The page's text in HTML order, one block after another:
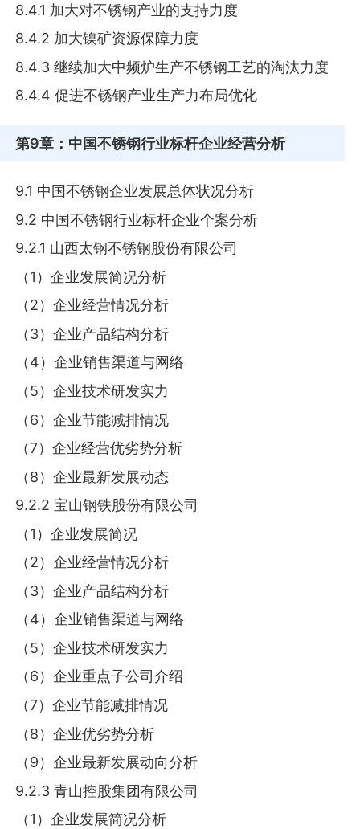
8.4.1 加大对不锈钢产业的支持力度
8.4.2 加大镍矿资源保障力度
8.4.3 继续加大中频炉生产不锈钢工艺的淘汰力度
8.4.4 促进不锈钢产业生产力布局优化
第9章 ：中国不锈钢行业标杆企业经营分析
9.1 中国不锈钢企业发展总体状况分析
9.2 中国不锈钢行业标杆企业个案分析
9.2.1 山西太钢不锈钢股份有限公司
（1）企业发展简况分析
（2）企业经营情况分析
（3）企业产品结构分析
（4）企业销售渠道与网络
（5）企业技术研发实力
（6）企业节能减排情况
（7）企业经营优劣势分析
（8）企业最新发展动态
9.2.2 宝山钢铁股份有限公司
（1）企业发展简况
（2）企业经营情况分析
（3）企业产品结构分析
（4）企业销售渠道与网络
（5）企业技术研发实力
（6）企业重点子公司介绍
（7）企业节能减排情况
（8）企业优劣势分析
（9）企业最新发展动向分析
9.2.3 青山控股集团有限公司
（1）企业发展简况分析